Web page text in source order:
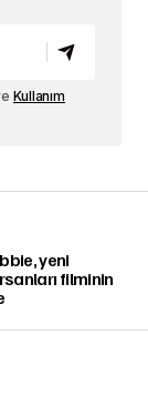
Kullanım
yeni
filminin